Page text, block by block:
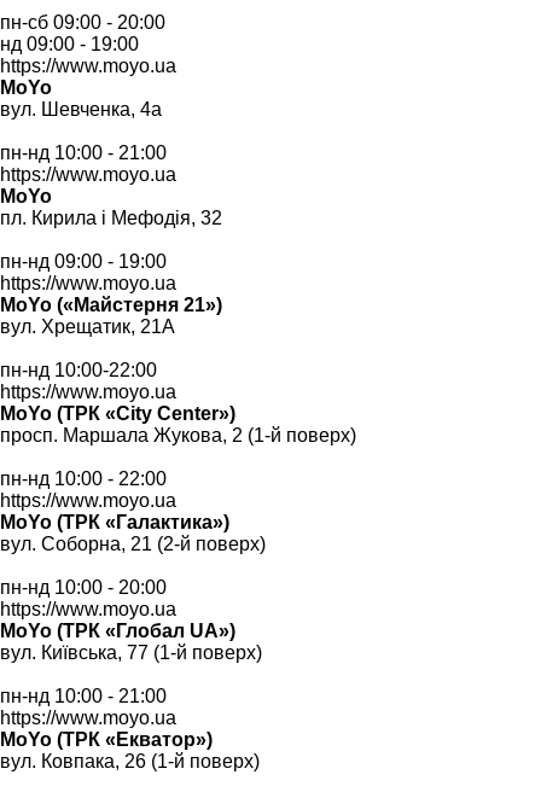
пн-сб 09:00 - 20:00
нд 09:00 - 19:00
https://www.moyo.ua
MoYo
вул. Шевченка, 4а
пн-нд 10:00 - 21:00
https://www.moyo.ua
MoYo
пл. Кирила і Мефодія, 32
пн-нд 09:00 - 19:00
https://www.moyo.ua
MoYo («Майстерня 21»)
вул. Хрещатик, 21А
пн-нд 10:00-22:00
https://www.moyo.ua
MoYo (ТРК «City Center»)
просп. Маршала Жукова, 2 (1-й поверх)
пн-нд 10:00 - 22:00
https://www.moyo.ua
MoYo (ТРК «Галактика»)
вул. Соборна, 21 (2-й поверх)
пн-нд 10:00 - 20:00
https://www.moyo.ua
MoYo (ТРК «Глобал UA»)
вул. Київська, 77 (1-й поверх)
пн-нд 10:00 - 21:00
https://www.moyo.ua
MoYo (ТРК «Екватор»)
вул. Ковпака, 26 (1-й поверх)